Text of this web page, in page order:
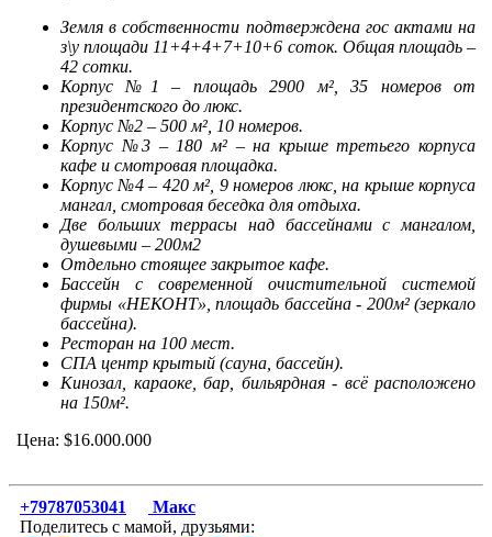
Земля в собственности подтверждена гос актами на
з\у площади 11+4+4+7+10+6 соток. Общая площадь –
42 сотки.
Корпус №1 – площадь 2900 м², 35 номеров от
президентского до люкс.
Корпус №2 – 500 м², 10 номеров.
Корпус №3 – 180 м² – на крыше третьего корпуса
кафе и смотровая площадка.
Корпус №4 – 420 м², 9 номеров люкс, на крыше корпуса
мангал, смотровая беседка для отдыха.
Две больших террасы над бассейнами с мангалом,
душевыми – 200м2
Отдельно стоящее закрытое кафе.
Бассейн с современной очистительной системой
фирмы «НЕКОНТ», площадь бассейна - 200м² (зеркало
бассейна).
Ресторан на 100 мест.
СПА центр крытый (сауна, бассейн).
Кинозал, караоке, бар, бильярдная - всё расположено
на 150м².
Цена: $16.000.000
+79787053041
Макс
Поделитесь с мамой, друзьями: